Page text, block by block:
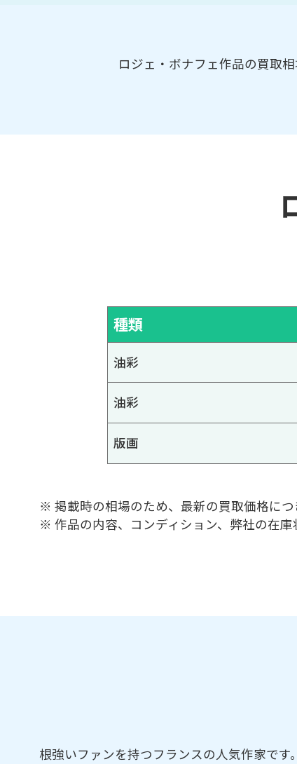
ロジェ・ボナフェ作品の買取
種類
油彩
油彩
版画
※ 掲載時の相場のため、最新の買取価格につ
※ 作品の内容、コンディション、弊社の在庫
根強いファンを持つフランスの人気作家です。